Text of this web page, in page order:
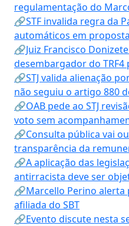
regulamentação do
🔗STF invalida regra da
automáticos em
🔗Juiz Francisco
desembargador do TRF4
🔗STJ valida alienação
não seguiu o artigo 880
🔗OAB pede ao STJ
voto sem
🔗Consulta pública vai
transparência da
🔗A aplicação das
antirracista deve ser
🔗Marcello Perino
afiliada do SBT
🔗Evento discute nesta